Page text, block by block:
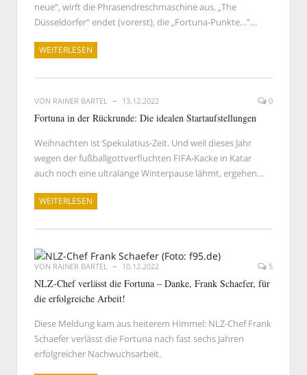
neue“, wirft die Phrasendreschmaschine aus. „The
Düsseldorfer“ endet (vorerst), die „Fortuna-Punkte…“…
WEITERLESEN
VON RAINER BARTEL 13.12.2022 0
Fortuna in der Rückrunde: Die idealen Startaufstellungen
Weihnachten ist Spekulatius-Zeit. Und weil dieses Jahr
wegen der fußballgottverfluchten FIFA-Kacke in Katar
auch noch eine ultralange Winterpause lähmt, ergehen…
WEITERLESEN
VON RAINER BARTEL 10.12.2022 5
NLZ-Chef verlässt die Fortuna – Danke, Frank Schaefer, für
die erfolgreiche Arbeit!
Diese Meldung kam aus heiterem Himmel: NLZ-Chef Frank
Schaefer verlässt die Fortuna nach fast sechs Jahren
erfolgreicher Nachwuchsarbeit.